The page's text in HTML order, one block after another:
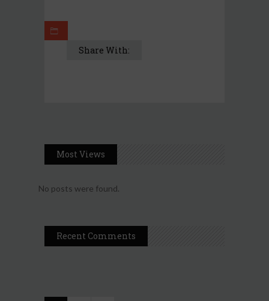
Share With:
Most Views
No posts were found.
Recent Comments